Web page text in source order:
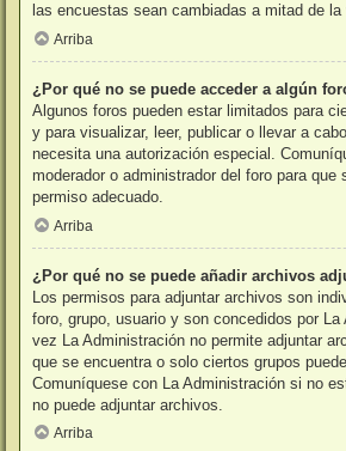
las encuestas sean cambiadas a mitad de la
Arriba
¿Por qué no se puede acceder a algún
Algunos foros pueden estar limitados para
y para visualizar, leer, publicar o llevar a
necesita una autorización especial.
moderador o administrador del foro para que
permiso adecuado.
Arriba
¿Por qué no se puede añadir archivos
Los permisos para adjuntar archivos son
foro, grupo, usuario y son concedidos por La
vez La Administración no permite adjuntar
que se encuentra o solo ciertos grupos
Comuníquese con La Administración si no
no puede adjuntar archivos.
Arriba